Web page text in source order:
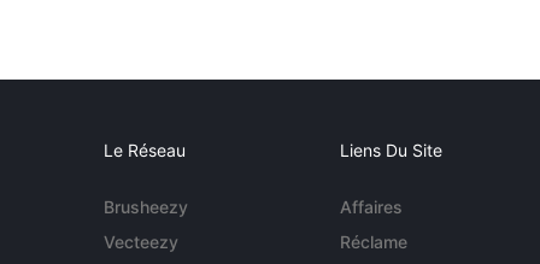
Le Réseau
Brusheezy
Vecteezy
Liens Du Site
Affaires
Réclame